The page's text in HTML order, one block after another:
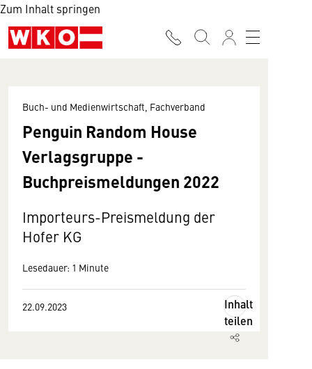
Zum Inhalt springen
Buch- und Medienwirtschaft, Fachverband
Penguin Random House
Verlagsgruppe -
Buchpreismeldungen 2022
Importeurs-Preismeldung der
Hofer KG
Lesedauer: 1 Minute
22.09.2023
Inhalt
teilen